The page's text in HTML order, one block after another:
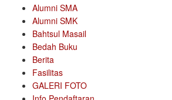
Alumni SMA
Alumni SMK
Bahtsul Masail
Bedah Buku
Berita
Fasilitas
GALERI FOTO